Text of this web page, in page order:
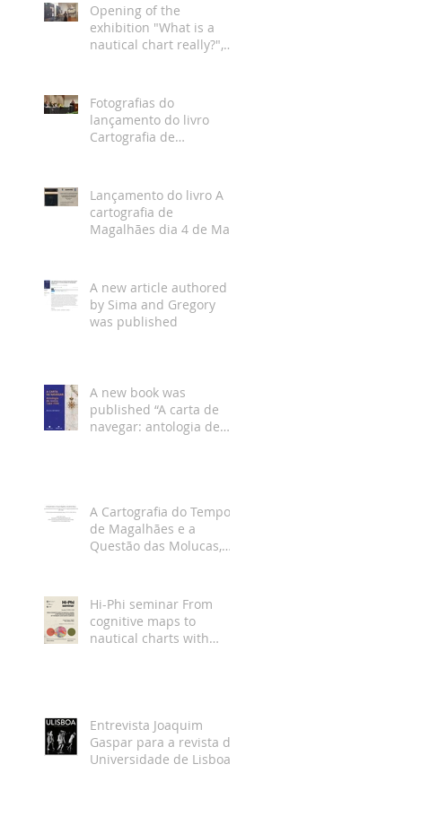
Opening of the
exhibition "What is a
nautical chart really?",
Fotografias do
lançamento do livro
Cartografia de
Lançamento do livro A
cartografia de
Magalhães dia 4 de Maio
A new article authored
by Sima and Gregory
was published
A new book was
published “A carta de
navegar: antologia de
A Cartografia do Tempo
de Magalhães e a
Questão das Molucas,
Hi-Phi seminar From
cognitive maps to
nautical charts with
Entrevista Joaquim
Gaspar para a revista da
Universidade de Lisboa